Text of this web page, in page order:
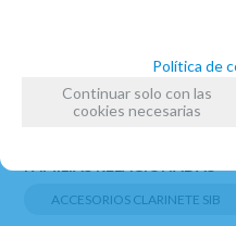
MARCA
ACCESORIOS CLARINETE SIB
Política de
Continuar solo con las
cookies necesarias